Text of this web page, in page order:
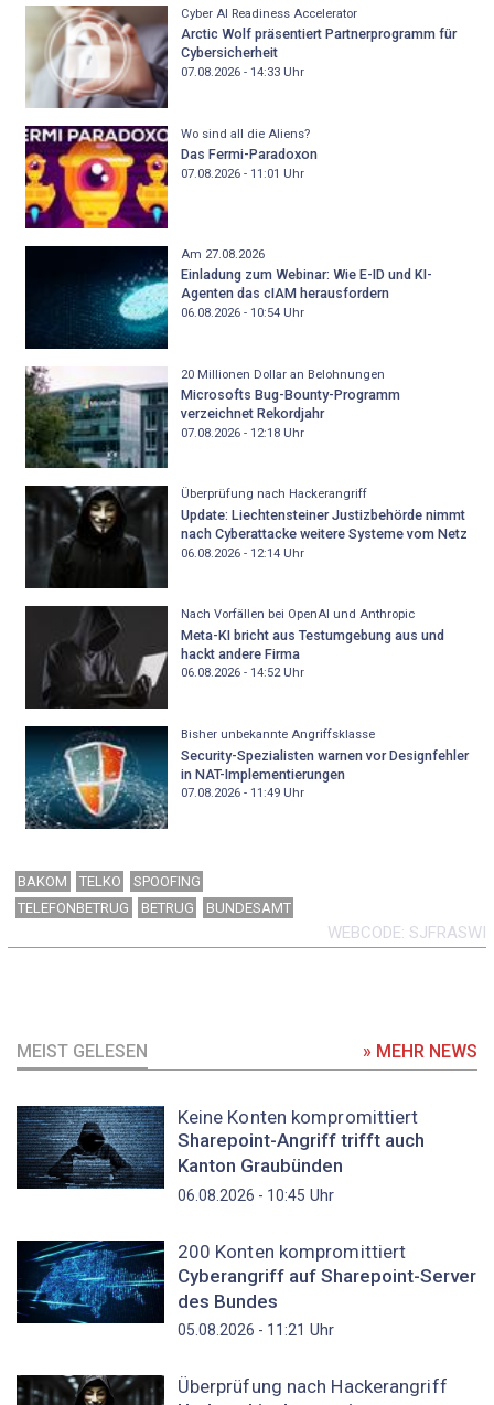
Cyber AI Readiness Accelerator
Arctic Wolf präsentiert Partnerprogramm für
Cybersicherheit
07.08.2026 - 14:33Uhr
Wo sind all die Aliens?
Das Fermi-Paradoxon
07.08.2026 - 11:01 Uhr
Am 27.08.2026
Einladung zum Webinar: Wie E-ID und KI-
Agenten das cIAM herausfordern
06.08.2026 - 10:54Uhr
20 Millionen Dollar an Belohnungen
Microsofts Bug-Bounty-Programm
verzeichnet Rekordjahr
07.08.2026 - 12:18Uhr
Überprüfung nach Hackerangriff
Update: Liechtensteiner Justizbehörde nimmt
nach Cyberattacke weitere Systeme vom Netz
06.08.2026 - 12:14Uhr
Nach Vorfällen bei OpenAI und Anthropic
Meta-KI bricht aus Testumgebung aus und
hackt andere Firma
06.08.2026 - 14:52Uhr
Bisher unbekannte Angriffsklasse
Security-Spezialisten warnen vor Designfehler
in NAT-Implementierungen
07.08.2026 - 11:49Uhr
BAKOM TELKO
SPOOFING
TELEFONBETRUG
BETRUG BUNDESAMT
WEBCODE SJFRASWI
MEIST GELESEN » MEHR NEWS
Keine Konten kompromittiert
Sharepoint-Angriff trifft auch
Kanton Graubünden
06.08.2026 - 10:45 Uhr
200 Konten kompromittiert
Cyberangriff auf Sharepoint-Server
des Bundes
05.08.2026 - 11:21 Uhr
Überprüfung nach Hackerangriff